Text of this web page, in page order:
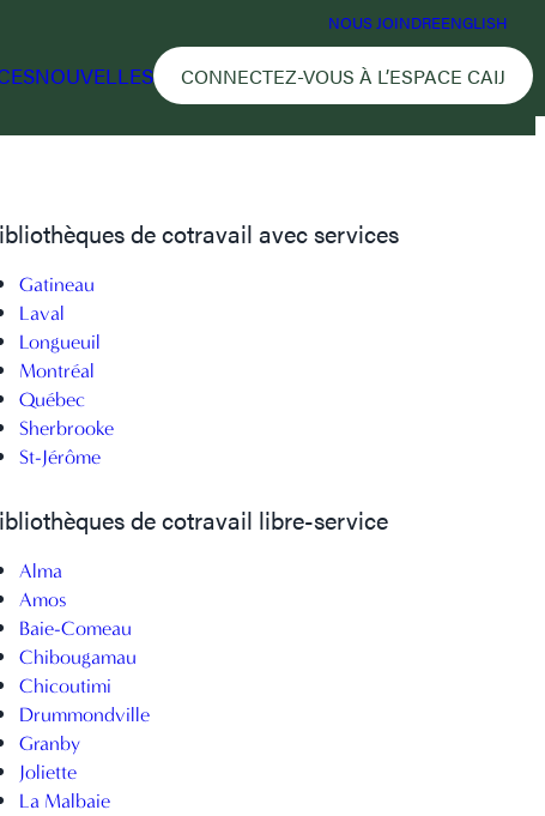
NOUS JOINDREENGLISH
NOUVELLES CONNECTEZ-VOUS À L’ESPACE CAIJ
de cotravail avec services
Gatineau
Laval
Longueuil
Montréal
Québec
Sherbrooke
St-Jérôme
de cotravail libre-service
Alma
Amos
Baie-Comeau
Chibougamau
Chicoutimi
Drummondville
Granby
Joliette
La Malbaie